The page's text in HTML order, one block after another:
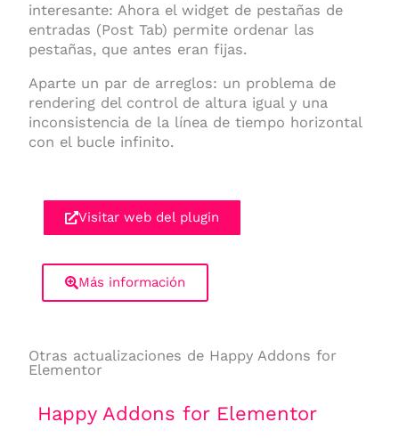
interesante: Ahora el widget de pestañas de
entradas (Post Tab) permite ordenar las
pestañas, que antes eran fijas.
Aparte un par de arreglos: un problema de
rendering del control de altura igual y una
inconsistencia de la línea de tiempo horizontal
con el bucle infinito.
Visitar web del plugin
Más información
Otras actualizaciones de Happy Addons for
Elementor
Happy Addons for Elementor